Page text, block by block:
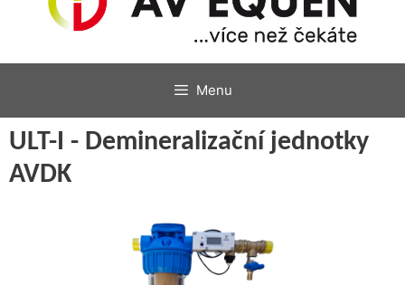
Menu
ULT-I - Demineralizační jednotky
AVDK